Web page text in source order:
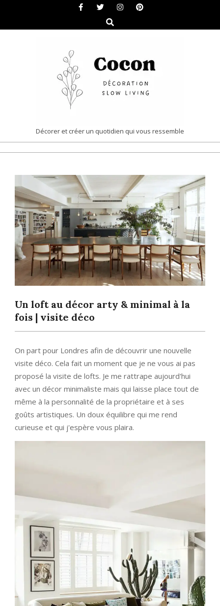
content
Search
COCON
|
&
SLOW
LIVING
Décorer et créer un quotidien qui vous ressemble
Menu
Un loft au décor arty & minimal à la
fois | visite déco
On part pour Londres afin de découvrir une nouvelle
visite déco. Cela fait un moment que je ne vous ai pas
proposé la visite de lofts. Je me rattrape aujourd'hui
avec un décor minimaliste mais qui laisse place tout de
même à la personnalité de la propriétaire et à ses
goûts artistiques. Un doux équilibre qui me rend
curieuse et qui j'espère vous plaira.